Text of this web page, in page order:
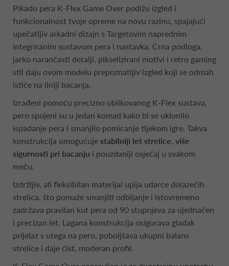
Pikado pera K-Flex Game Over podižu izgled i
funkcionalnost tvoje opreme na novu razinu, spajajući
upečatljiv arkadni dizajn s Targetovim naprednim
integriranim sustavom pera i nastavka. Crna podloga,
jarko narančasti detalji, pikselizirani motivi i retro gaming
stil daju ovom modelu prepoznatljiv izgled koji se odmah
ističe na liniji bacanja.
Izrađeni pomoću precizno oblikovanog K-Flex sustava,
pero spojeni su u jedan komad kako bi se uklonilo
ispadanje pera i smanjilo pomicanje tijekom igre. Takva
konstrukcija omogućuje stabilniji let strelice, više
sigurnosti pri bacanju i pouzdaniji osjećaj u svakom
meču.
Izdržljiv, ali fleksibilan materijal upija udarce dolazećih
strelica, što pomaže smanjiti odbijanje i istovremeno
zadržava pravilan kut pera od 90 stupnjeva za ujednačen
i precizan let. Lagana konstrukcija osigurava gladak
prijelaz s utega na pero, poboljšava ukupni balans
strelice i daje čist, moderan profil.